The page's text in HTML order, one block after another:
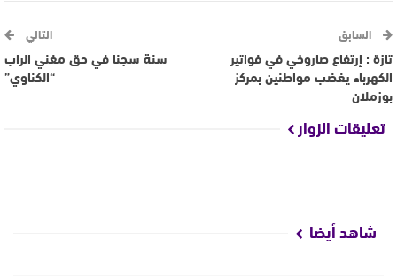
السابق
تازة : إرتفاع صاروخي في فواتير
الكهرباء يغضب مواطنين بمركز
بوزملان
التالي
سنة سجنا في حق مغني الراب
“الكناوي”
تعليقات الزوار
شاهد أيضا